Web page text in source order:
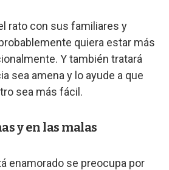
rato con sus familiares y
quiera estar más
Y también tratará
sea amena y lo ayude a que
sea más fácil.
y en las malas
enamorado se preocupa por